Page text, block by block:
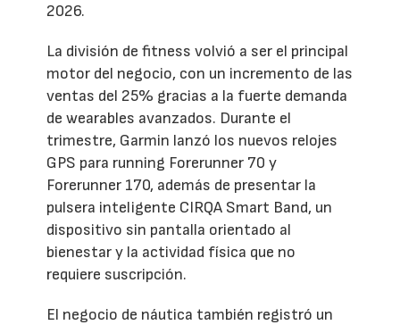
2026.
La división de fitness volvió a ser el principal
motor del negocio, con un incremento de las
ventas del 25% gracias a la fuerte demanda
de wearables avanzados. Durante el
trimestre, Garmin lanzó los nuevos relojes
GPS para running Forerunner 70 y
Forerunner 170, además de presentar la
pulsera inteligente CIRQA Smart Band, un
dispositivo sin pantalla orientado al
bienestar y la actividad física que no
requiere suscripción.
El negocio de náutica también registró un